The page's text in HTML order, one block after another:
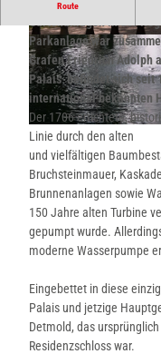
© Teutoburger Wald / Detmold / B.
© Teutoburger Wald / Detmold / B.
Route
Parkanlage war
Grafen Friedrich Adolph
Palais befindet sich seit
international bekannten
Der 1706 errichtete,
Linie durch den alten
und vielfältigen
Bruchsteinmauer,
Brunnenanlagen sowie
150 Jahre alten Turbine
gepumpt wurde.
moderne Wasserpumpe
Eingebettet in diese
Palais und jetzige
Detmold, das
Residenzschloss war.